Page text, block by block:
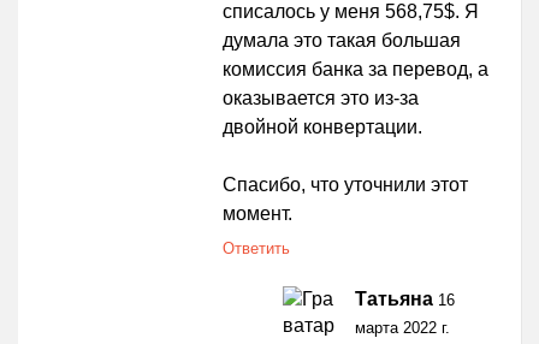
списалось у меня 568,75$. Я
думала это такая большая
комиссия банка за перевод, а
оказывается это из-за
двойной конвертации.
Спасибо, что уточнили этот
момент.
Ответить
Татьяна 16
марта 2022 г.